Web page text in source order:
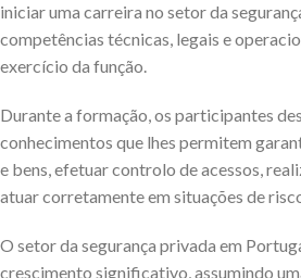
iniciar uma carreira no setor da
competências técnicas, legais e
exercício da função.
Durante a formação, os participantes
conhecimentos que lhes permitem
e bens, efetuar controlo de acessos,
atuar corretamente em situações de
O setor da segurança privada em
crescimento significativo, assumindo